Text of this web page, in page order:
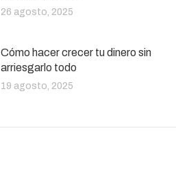
26 agosto, 2025
Cómo hacer crecer tu dinero sin
arriesgarlo todo
19 agosto, 2025